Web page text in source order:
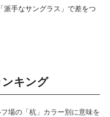
派手なサングラス」で差をつ
ンキング
場の「杭」カラー別に意味を